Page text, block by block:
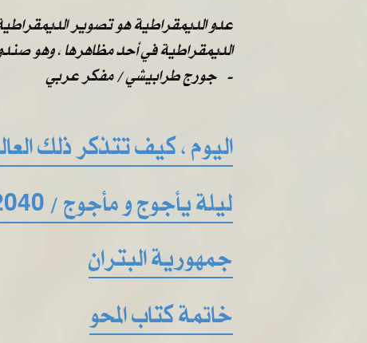
عدو الديمقراطية هو تصوير
الديمقراطية في أحد مظاهرها ، وهو
​​ ​​جورج طرابيشي / مفكر عربي -
اليوم ، كيف تتذكر ذلك
ليلة يأجوج و مأجوج / 2040
جمهورية البتران
خاتمة كتاب المحو